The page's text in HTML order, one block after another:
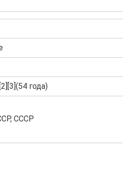
года)
СССР